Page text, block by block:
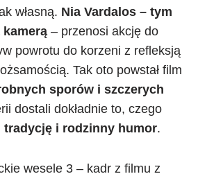
własną. Nia Vardalos – tym
kamerą – przenosi akcję do
powrotu do korzeni z refleksją
Tak oto powstał film
sporów i szczerych
dostali dokładnie to, czego
tradycję i rodzinny humor.